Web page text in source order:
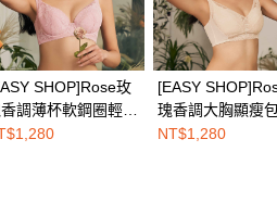
結果及本公司審查結果，核予每個人不同
由恩沛科技股份有限公司(下稱 AFTEE )
項。因使用本服務所須提供之個人資料(包
以上)免运费
SHOP]Rose玫
調薄杯軟鋼圈輕塑
美胸內衣-初戀玫
[EASY
瑰香調大胸顯瘦
定無鋼圈內衣-玫
NT$1,280